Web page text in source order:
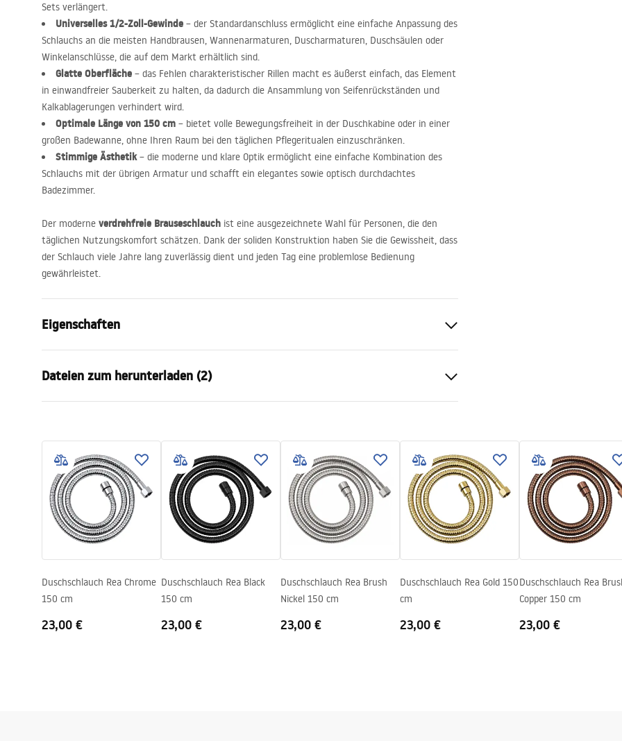
Sets verlängert.
Universelles 1/2-Zoll-Gewinde – der Standardanschluss ermöglicht eine einfache Anpassung des
Schlauchs an die meisten Handbrausen, Wannenarmaturen, Duscharmaturen, Duschsäulen oder
Winkelanschlüsse, die auf dem Markt erhältlich sind.
Glatte Oberfläche – das Fehlen charakteristischer Rillen macht es äußerst einfach, das Element
in einwandfreier Sauberkeit zu halten, da dadurch die Ansammlung von Seifenrückständen und
Kalkablagerungen verhindert wird.
Optimale Länge von 150 cm – bietet volle Bewegungsfreiheit in der Duschkabine oder in einer
großen Badewanne, ohne Ihren Raum bei den täglichen Pflegeritualen einzuschränken.
Stimmige Ästhetik– die moderne und klare Optik ermöglicht eine einfache Kombination des
Schlauchs mit der übrigen Armatur und schafft ein elegantes sowie optisch durchdachtes
Badezimmer.
Der moderne verdrehfreie Brauseschlauch ist eine ausgezeichnete Wahl für Personen, die den
täglichen Nutzungskomfort schätzen. Dank der soliden Konstruktion haben Sie die Gewissheit, dass
der Schlauch viele Jahre lang zuverlässig dient und jeden Tag eine problemlose Bedienung
gewährleistet.
Eigenschaften
Garantie
Material
Messing, PVC, rubber
Farbe
Dateien zum herunterladen (2)
WARUNKI_BEZPIECZENSTWA_AKCE
SORIA_LAZIENKOWE.pdf
Warranty_Terms_and_Conditions_
Accessories_-_24.pdf
Duschschlauch Rea Chrome
150 cm
23,00 €
Duschschlauch Rea Black
150 cm
23,00 €
Duschschlauch Rea Brush
Nickel 150 cm
23,00 €
Duschschlauch Rea Gold 150
cm
23,00 €
Duschschlauch Rea
Copper 150 cm
23,00 €